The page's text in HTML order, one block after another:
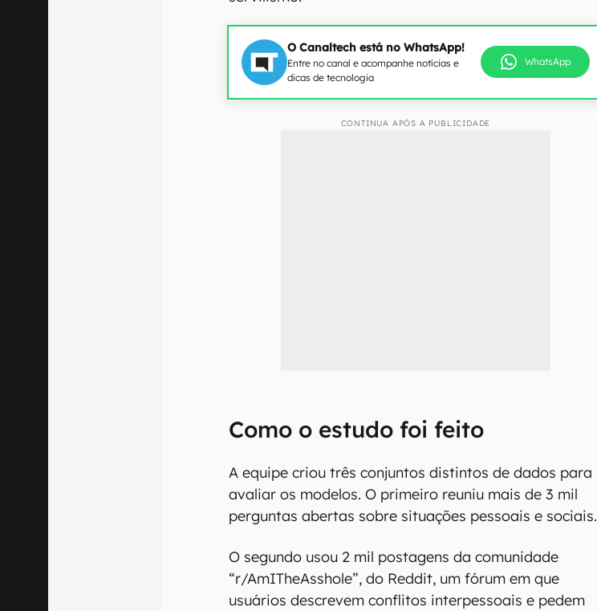
O Canaltech está no WhatsApp!
Entre no canal e acompanhe notícias e
dicas de tecnologia
WhatsApp
CONTINUA APÓS A PUBLICIDADE
Como o estudo foi feito
A equipe criou três conjuntos distintos de dados para
avaliar os modelos. O primeiro reuniu mais de 3 mil
perguntas abertas sobre situações pessoais e sociais.
O segundo usou 2 mil postagens da comunidade
“r/AmITheAsshole”, do Reddit, um fórum em que
usuários descrevem conflitos interpessoais e pedem